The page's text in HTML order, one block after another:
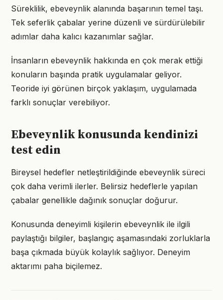
Süreklilik, ebeveynlik alanında başarının temel taşı.
Tek seferlik çabalar yerine düzenli ve sürdürülebilir
adımlar daha kalıcı kazanımlar sağlar.
İnsanların ebeveynlik hakkında en çok merak ettiği
konuların başında pratik uygulamalar geliyor.
Teoride iyi görünen birçok yaklaşım, uygulamada
farklı sonuçlar verebiliyor.
Ebeveynlik konusunda kendinizi
test edin
Bireysel hedefler netleştirildiğinde ebeveynlik süreci
çok daha verimli ilerler. Belirsiz hedeflerle yapılan
çabalar genellikle dağınık sonuçlar doğurur.
Konusunda deneyimli kişilerin ebeveynlik ile ilgili
paylaştığı bilgiler, başlangıç aşamasındaki zorluklarla
başa çıkmada büyük kolaylık sağlıyor. Deneyim
aktarımı paha biçilemez.